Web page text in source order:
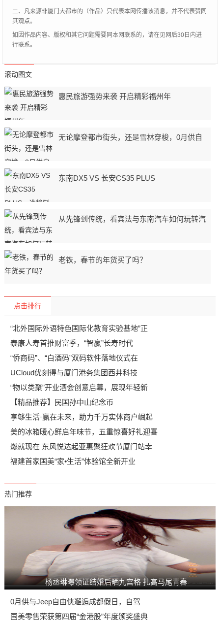
二、凡来源非厦门大都市的（作品）只代表本网传播该消息，并不代表赞同
其观点。
如因作品内容、版权和其它问题需要同本网联系的，请在见网后30日内进
行联系。
滚动图文
惠民旅游强势来袭 开启精彩福州年
无论摩登都市街头，还是雪林穿梭，0月供自
东南DX5 VS 长安CS35 PLUS
从先锋到传统，看宾法与东南汽车如何玩转汽
老铁，春节的年货买了吗？
点击排行
“北外国际外语特色国际化教育实验基地”正
泰康人寿首推财富季，“智赢”长寿时代
“侨商码”、“白酒码”双码软件落地仪式在
UCloud优刻得与厦门港务集团西井科技
“物以类聚”开业酒会创意启幕，展现年轻新
【精品推荐】民国孙中山纪念币
享够生活·赢在未来，助力千万实体商户崛起
美的冰箱暖心鲜启年味节，五重惊喜好礼迎喜
燃就现在 东风悦达起亚惠聚狂欢节厦门站幸
福建首家国美“家•生活”体验馆全新开业
热门推荐
杨丞琳曝领证结婚后晒九宫格 扎高马尾青春
0月供与Jeep自由侠邂逅成都假日，自驾
国美零售荣获第四届“金港股”年度颁奖盛典